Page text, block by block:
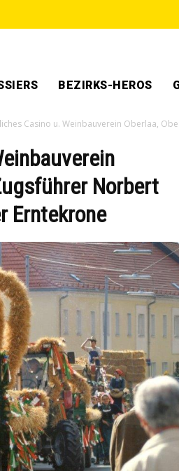
BEZIRKS-HEROS
Casino u. Weinbauverein Oberlaa,
Norbert
Erntekrone